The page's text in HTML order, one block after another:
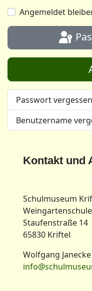
Angemeldet
Passwort
Benutzername
Kontakt und
Schulmuseum
Weingartenschule
Staufenstraße 14
65830 Kriftel
Wolfgang Janecke